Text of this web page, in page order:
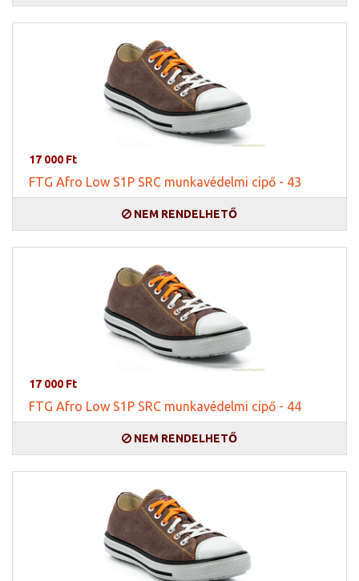
17 000 Ft
FTG Afro Low S1P SRC munkavédelmi cipő - 43
NEM RENDELHETŐ
17 000 Ft
FTG Afro Low S1P SRC munkavédelmi cipő - 44
NEM RENDELHETŐ